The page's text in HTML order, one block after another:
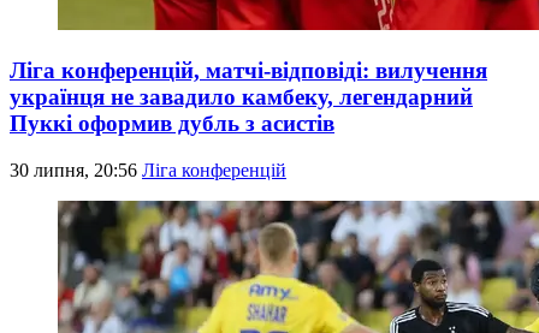
Ліга конференцій, матчі-відповіді: вилучення
українця не завадило камбеку, легендарний
Пуккі оформив дубль з асистів
30 липня, 20:56 Ліга конференцій